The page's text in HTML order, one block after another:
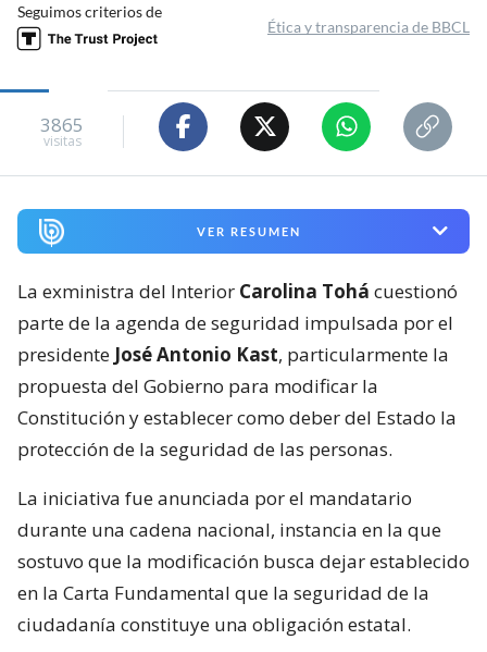
Seguimos criterios de
Ética y transparencia de BBCL
3865
visitas
VER RESUMEN
La exministra del Interior Carolina Tohá cuestionó
parte de la agenda de seguridad impulsada por el
presidente José Antonio Kast, particularmente la
propuesta del Gobierno para modificar la
Constitución y establecer como deber del Estado la
protección de la seguridad de las personas.
La iniciativa fue anunciada por el mandatario
durante una cadena nacional, instancia en la que
sostuvo que la modificación busca dejar establecido
en la Carta Fundamental que la seguridad de la
ciudadanía constituye una obligación estatal.